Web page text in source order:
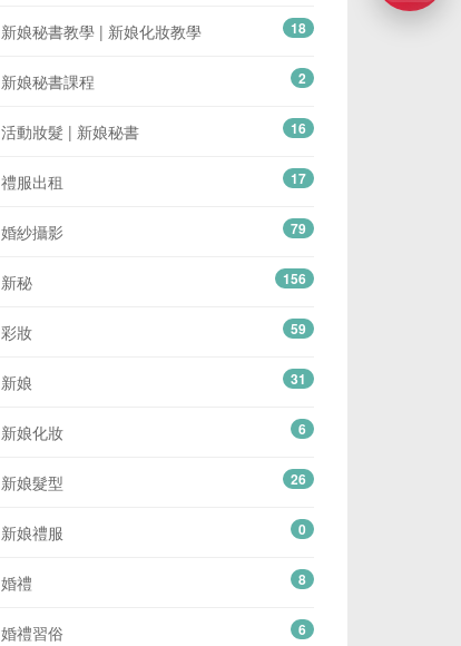
新娘秘書教學 | 新娘化妝教學 18
新娘秘書課程 2
活動妝髮 | 新娘秘書 16
禮服出租 17
婚紗攝影 79
新秘 156
彩妝 59
新娘 31
新娘化妝 6
新娘髮型 26
新娘禮服 0
婚禮 8
婚禮習俗 6